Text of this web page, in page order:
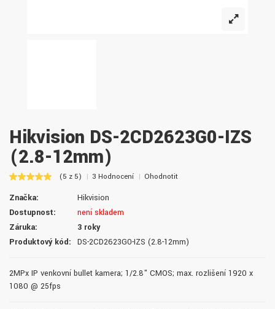
Hikvision DS-2CD2623G0-IZS
(2.8-12mm)
(5 z 5) 3 Hodnocení Ohodnotit
Značka:
Hikvision
Dostupnost:
není skladem
Záruka:
3 roky
Produktový kód:
DS-2CD2623G0-IZS (2.8-12mm)
2MPx IP venkovní bullet kamera; 1/2.8" CMOS; max. rozlišení 1920 x
1080 @ 25fps